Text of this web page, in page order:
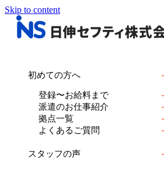
Skip to content
初めての方へ
登録〜お給料まで
派遣のお仕事紹介
拠点一覧
よくあるご質問
スタッフの声